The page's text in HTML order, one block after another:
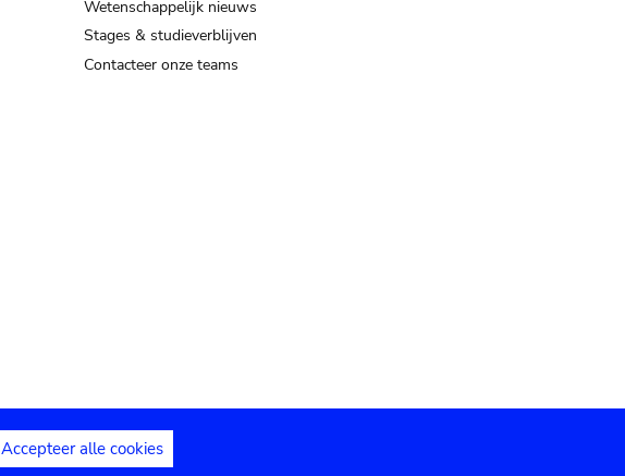
Wetenschappelijk nieuws
Stages & studieverblijven
Contacteer onze teams
Accepteer alle cookies